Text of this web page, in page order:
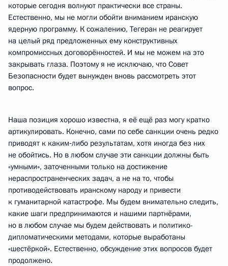
которые сегодня волнуют практически все страны.
Естественно, мы не могли обойти вниманием иранскую
ядерную программу. К сожалению, Тегеран не реагирует
на целый ряд предложенных ему конструктивных
компромиссных договорённостей. И мы не можем на это
закрывать глаза. Поэтому я не исключаю, что Совет
Безопасности будет вынужден вновь рассмотреть этот
вопрос.
Наша позиция хорошо известна, я её ещё раз могу кратко
артикулировать. Конечно, сами по себе санкции очень редко
приводят к каким‑либо результатам, хотя иногда без них
не обойтись. Но в любом случае эти санкции должны быть
«умными», заточенными только на достижение
нераспространенческих задач, а не на то, чтобы
противодействовать иранскому народу и привести
к гуманитарной катастрофе. Мы будем внимательно следить,
какие шаги предпринимаются и нашими партнёрами,
но в любом случае мы будем действовать и политико-
дипломатическими методами, которые выработаны
«шестёркой». Естественно, обсуждение этих вопросов будет
продолжено.